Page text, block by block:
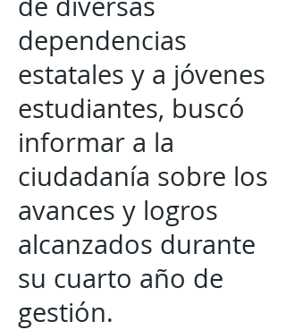
dependencias
estatales y a jóvenes
estudiantes, buscó
informar a la
ciudadanía sobre los
avances y logros
alcanzados durante
su cuarto año de
gestión.